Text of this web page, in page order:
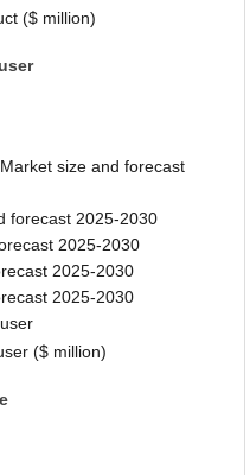
($ million)
size and forecast
forecast 2025-2030
2025-2030
2025-2030
2025-2030
($ million)